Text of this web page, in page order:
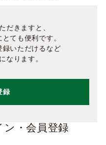
だきますと、
ても便利です。
録いただけるなど
なります。
録
・会員登録